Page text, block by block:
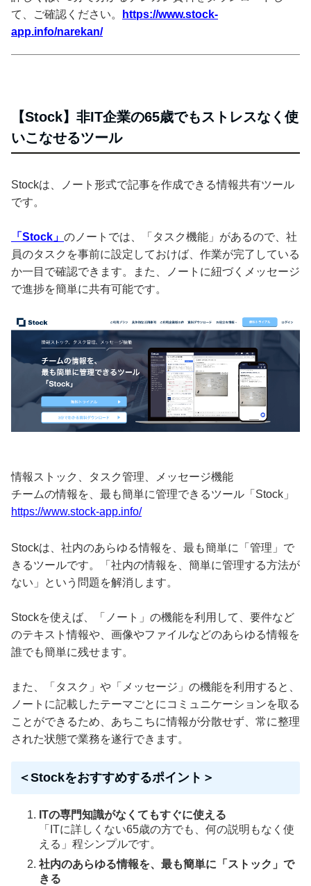
て、ご確認ください。
https://www.stock-
app.info/narekan/
【Stock】非IT企業の65歳でもストレスなく使
いこなせるツール
Stockは、ノート形式で記事を作成できる情報共有ツール
です。
「Stock」 のノートでは、「タスク機能」があるので、社
員のタスクを事前に設定しておけば、作業が完了している
か一目で確認できます。また、ノートに紐づくメッセージ
で進捗を簡単に共有可能です。
情報ストック、タスク管理、メッセージ機能
チームの情報を、最も簡単に管理できるツール「Stock」
https://www.stock-app.info/
Stockは、社内のあらゆる情報を、最も簡単に「管理」で
きるツールです。「社内の情報を、簡単に管理する方法が
ない」という問題を解消します。
Stockを使えば、「ノート」の機能を利用して、要件など
のテキスト情報や、画像やファイルなどのあらゆる情報を
誰でも簡単に残せます。
また、「タスク」や「メッセージ」の機能を利用すると、
ノートに記載したテーマごとにコミュニケーションを取る
ことができるため、あちこちに情報が分散せず、常に整理
された状態で業務を遂行できます。
＜Stockをおすすめするポイント＞
ITの専門知識がなくてもすぐに使える
「ITに詳しくない65歳の方でも、何の説明もなく使
える」程シンプルです。
社内のあらゆる情報を、最も簡単に「ストック」で
きる